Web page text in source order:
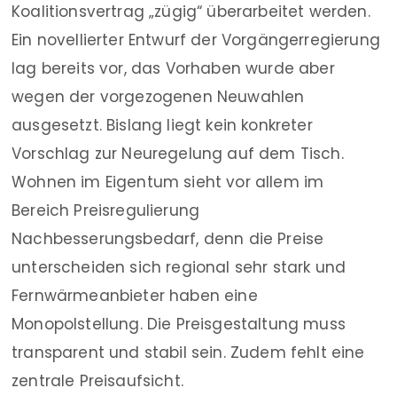
Koalitionsvertrag „zügig“ überarbeitet werden.
Ein novellierter Entwurf der Vorgängerregierung
lag bereits vor, das Vorhaben wurde aber
wegen der vorgezogenen Neuwahlen
ausgesetzt. Bislang liegt kein konkreter
Vorschlag zur Neuregelung auf dem Tisch.
Wohnen im Eigentum sieht vor allem im
Bereich Preisregulierung
Nachbesserungsbedarf, denn die Preise
unterscheiden sich regional sehr stark und
Fernwärmeanbieter haben eine
Monopolstellung. Die Preisgestaltung muss
transparent und stabil sein. Zudem fehlt eine
zentrale Preisaufsicht.